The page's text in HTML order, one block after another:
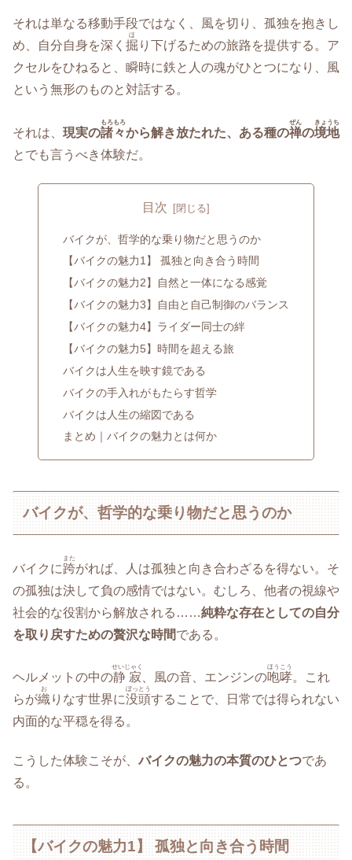
それは単なる移動手段ではなく、風を切り、孤独を抱きし
め、自分自身を深く 掘
ほ
り下げるための旅路を提供する。ア
クセルをひねると、瞬時に鉄と人の魂がひとつになり、風
という無形のものと対話する。
それは、 現実の諸々
もろもろ
から解き放たれた、ある種の禅
ぜん
の境地
きょうち
とでも言うべき体験だ。
目次
バイクが、哲学的な乗り物だと思うのか
【バイクの魅力1】 孤独と向き合う時間
【バイクの魅力2】自然と一体になる感覚
【バイクの魅力3】自由と自己制御のバランス
【バイクの魅力4】ライダー同士の絆
【バイクの魅力5】時間を超える旅
バイクは人生を映す鏡である
バイクの手入れがもたらす哲学
バイクは人生の縮図である
まとめ｜バイクの魅力とは何か
バイクが、哲学的な乗り物だと思うのか
バイクに跨
また
がれば、人は孤独と向き合わざるを得ない。そ
の孤独は決して負の感情ではない。むしろ、他者の視線や
社会的な役割から解放される……純粋な存在としての自分
を取り戻すための贅沢な時間である。
ヘルメットの中の静寂
せいじゃく
、風の音、エンジンの咆哮
ほうこう
。これ
らが織
お
りなす世界に没頭
ぼっとう
することで、日常では得られない
内面的な平穏を得る。
こうした体験こそが、 バイクの魅力の本質のひとつであ
る。
【バイクの魅力1】 孤独と向き合う時間